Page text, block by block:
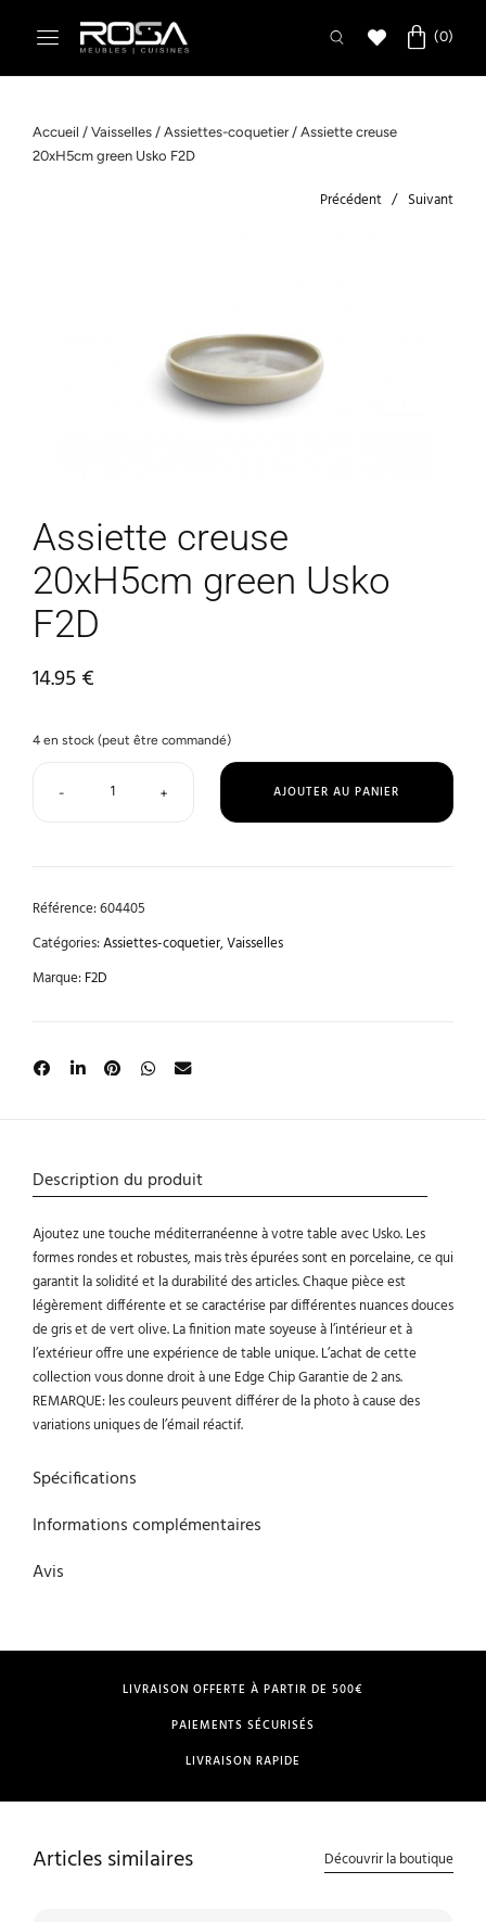
Accueil / Vaisselles / Assiettes-coquetier/ Assiette creuse
20xH5cm green Usko F2D
Précédent Suivant
Assiette creuse
20xH5cm green Usko
F2D
14.95€
4 en stock (peut être commandé)
+
- AJOUTER AU PANIER
Référence:604405
Catégories:Assiettes-coquetier,Vaisselles
Marque:F2D
Description du produit
Ajoutez une touche méditerranéenne à votre table avec Usko. Les
formes rondes et robustes, mais très épurées sont en porcelaine, ce qui
garantit la solidité et la durabilité des articles. Chaque pièce est
légèrement différente et se caractérise par différentes nuances douces
de gris et de vert olive. La finition mate soyeuse à l’intérieur et à
l’extérieur offre une expérience de table unique. L’achat de cette
collection vous donne droit à une Edge Chip Garantie de 2 ans.
REMARQUE: les couleurs peuvent différer de la photo à cause des
variations uniques de l’émail réactif.
Spécifications
Informations complémentaires
Avis
LIVRAISON OFFERTE À PARTIR DE 500€
PAIEMENTS SÉCURISÉS
LIVRAISON RAPIDE
Articles similaires Découvrir la boutique